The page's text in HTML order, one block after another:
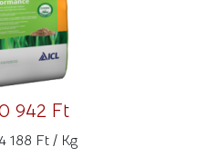
942 Ft
4 188 Ft / Kg